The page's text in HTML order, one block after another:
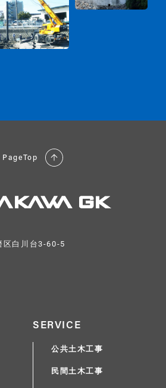
PageTop
白川台3-60-5
SERVICE
公共土木工事
民間土木工事